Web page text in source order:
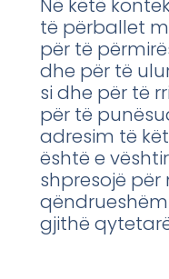
Në këtë
të përballet
për të
dhe për të
si dhe për të
për të
adresim të
është e
shpresojë për
gjithë